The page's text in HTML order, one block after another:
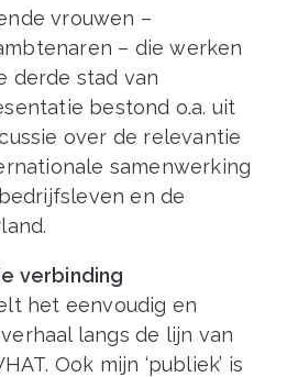
vrouwen –
– die werken
derde stad van
bestond o.a. uit
over de relevantie
samenwerking
en de
verbinding
het eenvoudig en
langs de lijn van
Ook mijn ‘publiek’ is